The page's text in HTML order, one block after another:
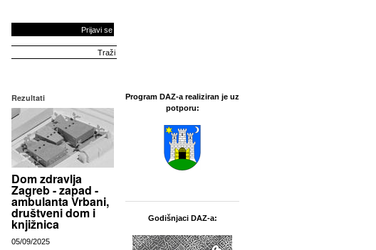
Prijavi se
Rezultati
Dom zdravlja
Zagreb - zapad -
ambulanta Vrbani,
društveni dom i
knjižnica
05/09/2025
Program DAZ-a realiziran je uz
potporu:
Godišnjaci DAZ-a: